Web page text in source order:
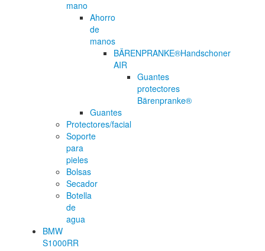
mano
Ahorro
de
manos
BÄRENPRANKE®Handschoner
AIR
Guantes
protectores
Bärenpranke®
Guantes
Protectores/facial
Soporte
para
pieles
Bolsas
Secador
Botella
de
agua
BMW
S1000RR